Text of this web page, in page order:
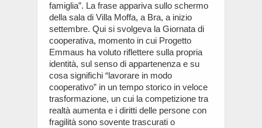
famiglia”. La frase appariva sullo schermo
della sala di Villa Moffa, a Bra, a inizio
settembre. Qui si svolgeva la Giornata di
cooperativa, momento in cui Progetto
Emmaus ha voluto riflettere sulla propria
identità, sul senso di appartenenza e su
cosa significhi “lavorare in modo
cooperativo” in un tempo storico in veloce
trasformazione, un cui la competizione tra
realtà aumenta e i diritti delle persone con
fragilità sono sovente trascurati o